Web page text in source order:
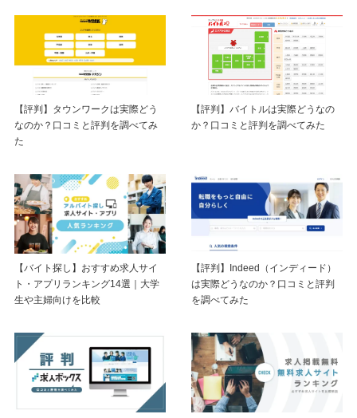
【評判】タウンワークは実際どう
なのか？口コミと評判を調べてみ
た
【評判】バイトルは実際どうなの
か？口コミと評判を調べてみた
【バイト探し】おすすめ求人サイ
ト・アプリランキング14選｜大学
生や主婦向けを比較
【評判】Indeed（インディード）
は実際どうなのか？口コミと評判
を調べてみた